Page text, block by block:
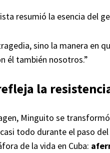
resumió la esencia del
sino la manera en
él también nosotros.”
la
Minguito se
todo durante el paso
de la vida en Cuba: